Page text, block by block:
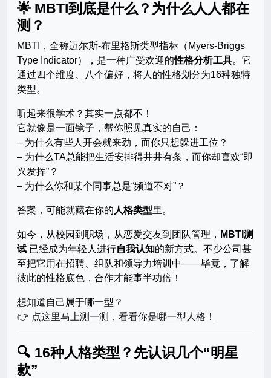
🌟 MBTI到底是什么？为什么人人都在
测？
MBTI，全称迈尔斯-布里格斯类型指标（Myers-Briggs
Type Indicator），是一种广受欢迎的性格分析工具。它
通过四个维度、八个偏好，将人的性格划分为16种独特
类型。
听起来很学术？其实一点都不！
它就像是一面镜子，帮你照见真实的自己：
– 为什么有些人开会就来劲，而你只想躲进工位？
– 为什么TA总能把生活安排得井井有条，而你却喜欢“即
兴发挥”？
– 为什么你和某个同事总是“频道不对”？
答案，可能就藏在你的 人格类型里。
如今，从校园到职场，从恋爱交友到团队管理， MBTI测
试 已经成为年轻人进行自我认知的新方式。不少公司甚
至把它用在招聘、组队和领导力培训中——毕竟，了解
彼此的性格底色，合作才能事半功倍！
想知道自己属于哪一型？
👉 点这里马上测一测，看看你是哪一型人格！
🔍 16种人格类型？先认识几个“明星
款”